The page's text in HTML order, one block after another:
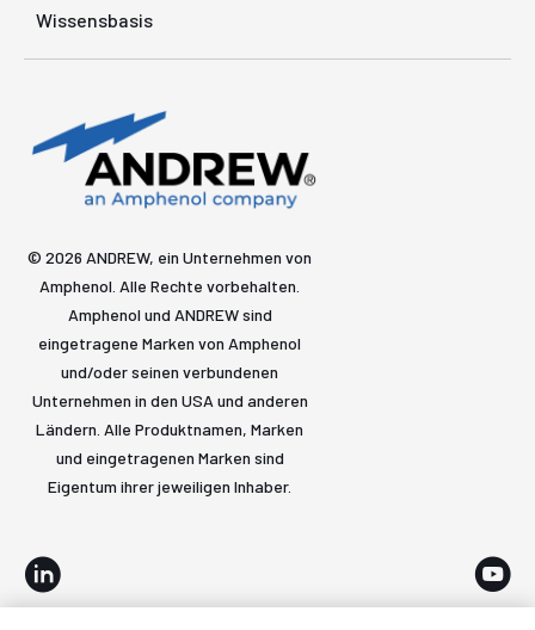
Wissensbasis
© 2026 ANDREW, ein Unternehmen von
Amphenol. Alle Rechte vorbehalten.
Amphenol und ANDREW sind
eingetragene Marken von Amphenol
und/oder seinen verbundenen
Unternehmen in den USA und anderen
Ländern. Alle Produktnamen, Marken
und eingetragenen Marken sind
Eigentum ihrer jeweiligen Inhaber.